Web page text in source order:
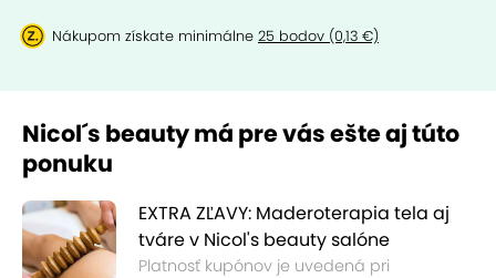
Nákupom získate minimálne 25 bodov (0,13 €)
Nicol´s beauty má pre vás ešte aj túto
ponuku
EXTRA ZĽAVY: Maderoterapia tela aj
tváre v Nicol's beauty salóne
Platnosť kupónov je uvedená pri